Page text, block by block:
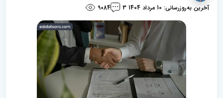
آخرین به‌روزرسانی: 10 مرداد 1404 3
9084